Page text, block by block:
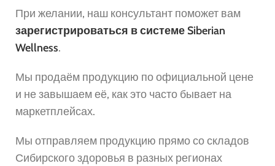
При желании, наш консультант поможет вам
зарегистрироваться в системе Siberian
Wellness.
Мы продаём продукцию по официальной цене
и не завышаем её, как это часто бывает на
маркетплейсах.
Мы отправляем продукцию прямо со складов
Сибирского здоровья в разных регионах